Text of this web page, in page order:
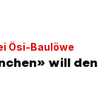
Ösi-Baulöwe
will den